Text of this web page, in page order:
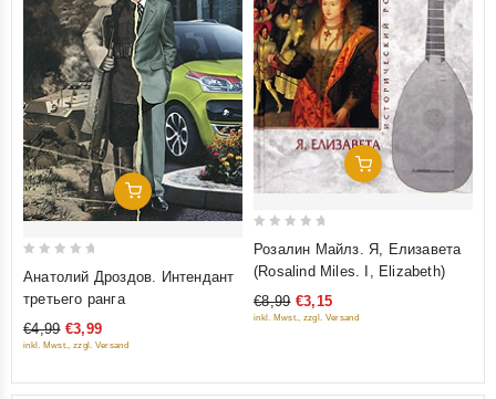
Добавить В Корзину
5
Анатолий Дроздов. Интендант
третьего ранга
€4,99 €3,99
inkl. Mwst., zzgl. Versand
Добавить В Корзину
5
Розалин Майлз. Я, Елизавета
(Rosalind Miles. I, Elizabeth)
€8,99 €3,15
inkl. Mwst., zzgl. Versand